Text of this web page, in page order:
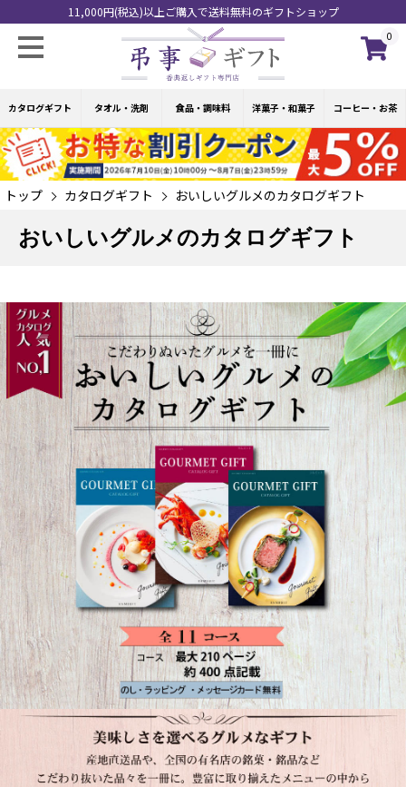
11,000円(税込)以上ご購入で送料無料のギフトショップ
0
カタログギフト タオル・洗剤 食品・調味料 洋菓子・和菓子 コーヒー・お茶
トップ カタログギフト おいしいグルメのカタログギフト
おいしいグルメのカタログギフト
グルメカタログ人気No.1。こだわりぬいたグルメを一冊にまとめたおいしいグル
美味しさを選べるグルメギフト。産地直送品や全国の有名店の銘菓・銘品など、